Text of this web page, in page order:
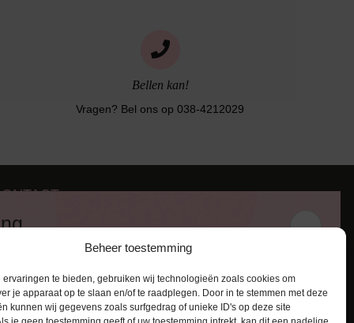
Beheer toestemming
ervaringen te bieden, gebruiken wij technologieën zoals cookies om
je apparaat op te slaan en/of te raadplegen. Door in te stemmen met deze
kunnen wij gegevens zoals surfgedrag of unieke ID's op deze site
Bellen kan!
Vragen? Bel ons op 038-4212029
RL Zwolle
info@lingerie-badmode.nl